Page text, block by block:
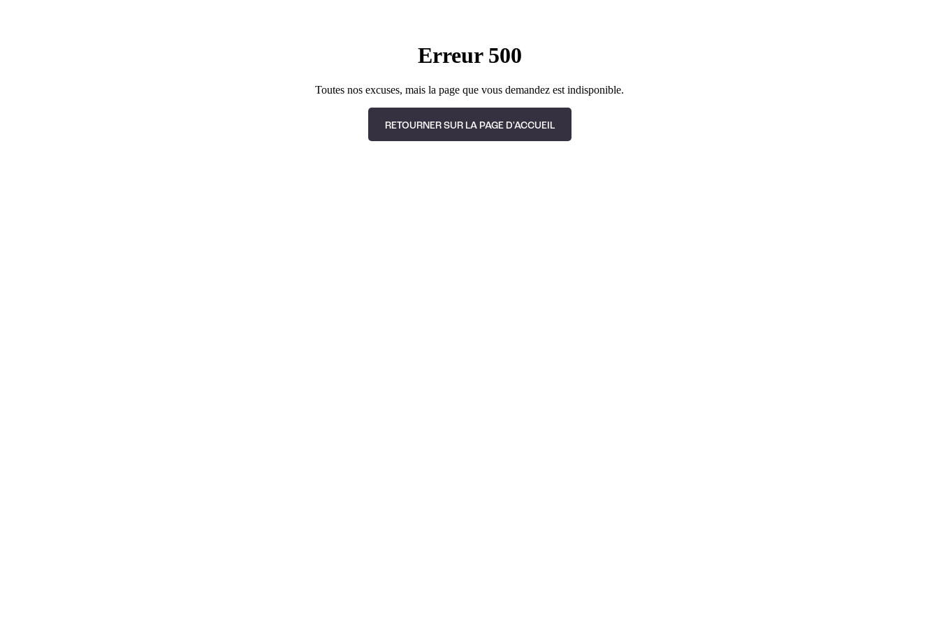
Erreur 500
Toutes nos excuses, mais la page que vous demandez est indisponible.
RETOURNER SUR LA PAGE D'ACCUEIL